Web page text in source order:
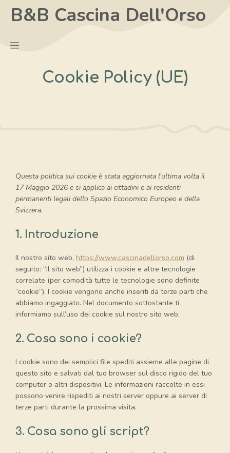
B&B Cascina Dell'Orso
Menu
Cookie Policy (UE)
Questa politica sui cookie è stata aggiornata l’ultima volta il
17 Maggio 2026 e si applica ai cittadini e ai residenti
permanenti legali dello Spazio Economico Europeo e della
Svizzera.
1. Introduzione
Il nostro sito web, https://www.cascinadellorso.com (di
seguito: “il sito web”) utilizza i cookie e altre tecnologie
correlate (per comodità tutte le tecnologie sono definite
“cookie”). I cookie vengono anche inseriti da terze parti che
abbiamo ingaggiato. Nel documento sottostante ti
informiamo sull’uso dei cookie sul nostro sito web.
2. Cosa sono i cookie?
I cookie sono dei semplici file spediti assieme alle pagine di
questo sito e salvati dal tuo browser sul disco rigido del tuo
computer o altri dispositivi. Le informazioni raccolte in essi
possono venire rispediti ai nostri server oppure ai server di
terze parti durante la prossima visita.
3. Cosa sono gli script?